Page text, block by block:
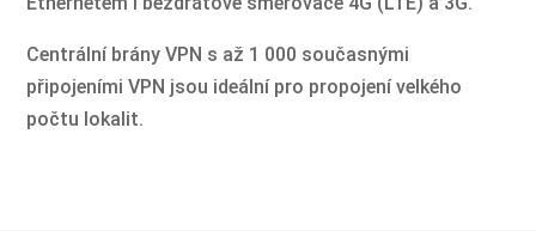
Centrální brány VPN s až 1 000 současnými
připojeními VPN jsou ideální pro propojení velkého
počtu lokalit.